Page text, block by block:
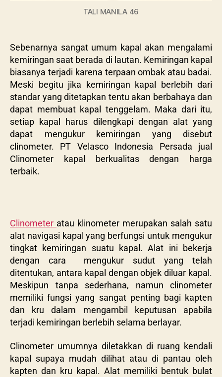
TALI MANILA 46
Sebenarnya sangat umum kapal akan mengalami
kemiringan saat berada di lautan. Kemiringan kapal
biasanya terjadi karena terpaan ombak atau badai.
Meski begitu jika kemiringan kapal berlebih dari
standar yang ditetapkan tentu akan berbahaya dan
dapat membuat kapal tenggelam. Maka dari itu,
setiap kapal harus dilengkapi dengan alat yang
dapat mengukur kemiringan yang disebut
clinometer. PT Velasco Indonesia Persada jual
Clinometer kapal berkualitas dengan harga
terbaik.
Clinometer atau klinometer merupakan salah satu
alat navigasi kapal yang berfungsi untuk mengukur
tingkat kemiringan suatu kapal. Alat ini bekerja
dengan cara mengukur sudut yang telah
ditentukan, antara kapal dengan objek diluar kapal.
Meskipun tanpa sederhana, namun clinometer
memiliki fungsi yang sangat penting bagi kapten
dan kru dalam mengambil keputusan apabila
terjadi kemiringan berlebih selama berlayar.
Clinometer umumnya diletakkan di ruang kendali
kapal supaya mudah dilihat atau di pantau oleh
kapten dan kru kapal. Alat memiliki bentuk bulat